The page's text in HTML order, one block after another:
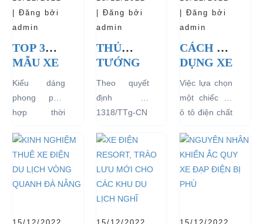
| Đăng bởi
admin
TOP 3
MẪU XE
Ô TÔ
ĐIỆN
THỊNH
HÀNH
VÀ BÁN
CHẠY
NHẤT
HIỆN
Kiểu dáng
phong phú,
hợp thời
dàng sử dụng
mà thân thiện
với môi
trường, đặc
| Đăng bởi
admin
THỦ
TƯỚNG
CHÍNH
PHỦ
ĐỒNG Ý
ĐIỂM XE
ĐIỆN 04
BÁNH
CHỞ
KHÁCH
Theo quyết
định số
1318/TTg-CN
27/09/2018,
Thủ tướng
Chính phủ đã
đồng ý việc
thí điểm việc
| Đăng bởi
admin
CÁCH SỬ
DỤNG XE
Ô TÔ
ĐIỆN ĐỂ
TĂNG
TUỔI
THỌ
CHO XE
Việc lựa chọn
một chiếc xe
ô tô điện chất
ngay từ đầu
sẽ mang lại
hiệu quả sử
dụng lâu dài